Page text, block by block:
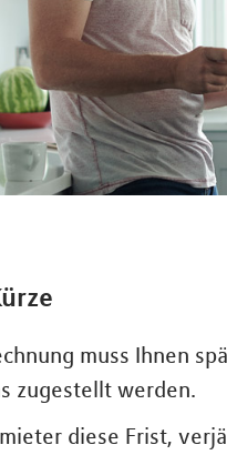
muss Ihnen
zugestellt werden.
diese Frist,